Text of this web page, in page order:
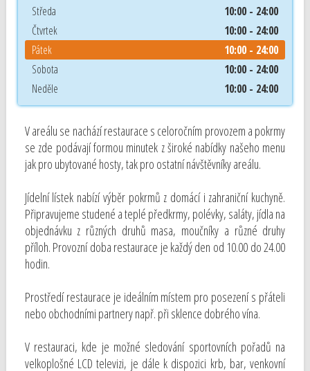
Středa
10:00 - 24:00
Čtvrtek
10:00 - 24:00
Pátek
10:00 - 24:00
Sobota
10:00 - 24:00
Neděle
10:00 - 24:00
V areálu se nachází restaurace s celoročním provozem a pokrmy
se zde podávají formou minutek z široké nabídky našeho menu
jak pro ubytované hosty, tak pro ostatní návštěvníky areálu.
Jídelní lístek nabízí výběr pokrmů z domácí i zahraniční kuchyně.
Připravujeme studené a teplé předkrmy, polévky, saláty, jídla na
objednávku z různých druhů masa, moučníky a různé druhy
příloh. Provozní doba restaurace je každý den od 10.00 do 24.00
hodin.
Prostředí restaurace je ideálním místem pro posezení s přáteli
nebo obchodními partnery např. při sklence dobrého vína.
V restauraci, kde je možné sledování sportovních pořadů na
velkoplošné LCD televizi, je dále k dispozici krb, bar, venkovní